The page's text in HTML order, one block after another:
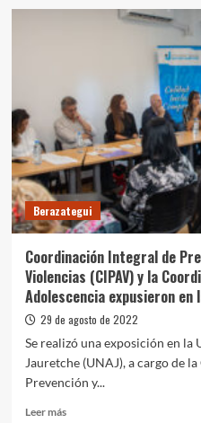
Nuevo
organizaciones
de
la
sociedad
civil
Berazategui
Coordinación Integral de
Violencias (CIPAV) y la
Adolescencia expusieron en
29 de agosto de 2022
Se realizó una exposición en
Jauretche (UNAJ), a cargo de
Prevención y...
Leer másLeer